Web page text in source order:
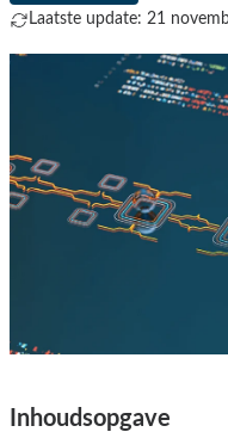
Laatste update: 21
Inhoudsopgave